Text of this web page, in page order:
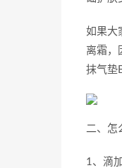
如果大
离霜，
抹气垫
二、怎
1、滴